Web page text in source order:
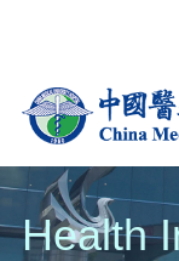
Health